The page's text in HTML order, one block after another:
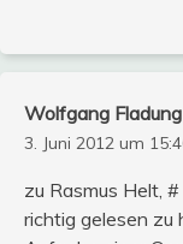
Wolfgang Fladung
3. Juni 2012 um
zu Rasmus Helt,
richtig gelesen zu